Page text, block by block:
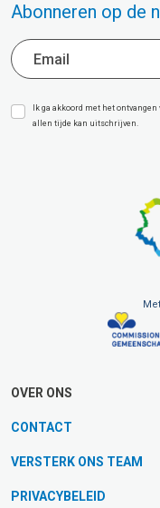
Abonneren op de
Ik ga akkoord met het
allen tijde kan uitschrijven.
OVER ONS
CONTACT
VERSTERK ONS TEAM
PRIVACYBELEID